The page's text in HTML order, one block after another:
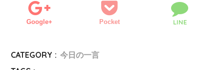
Google+ Pocket LINE
CATEGORY : 今日の一言